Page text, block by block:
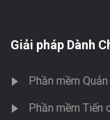
Giải pháp Dành
Phần mềm
Phần mềm Tiến